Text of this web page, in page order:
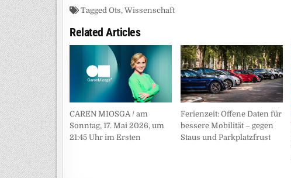
Tagged Ots, Wissenschaft
Related Articles
CAREN MIOSGA / am
Sonntag, 17. Mai 2026, um
21:45 Uhr im Ersten
Ferienzeit: Offene Daten für
bessere Mobilität – gegen
Staus und Parkplatzfrust